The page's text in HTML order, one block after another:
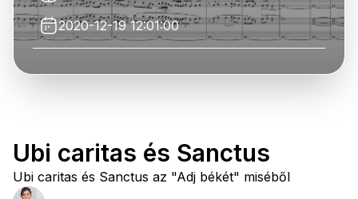
2020-12-19 12:01:00
Ubi caritas és Sanctus
Ubi caritas és Sanctus az "Adj békét" miséből